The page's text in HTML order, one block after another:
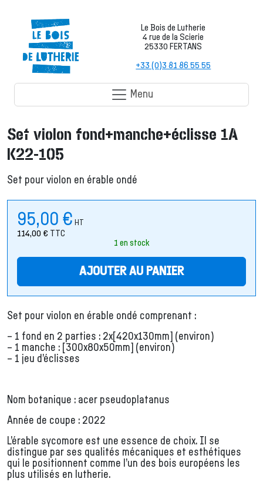
Le Bois de Lutherie
4 rue de la Scierie
25330 FERTANS
+33 (0)3 81 86 55 55
Menu
Set violon fond+manche+éclisse 1A
K22-105
Set pour violon en érable ondé
95,00 € HT
114,00 € TTC
1 en stock
AJOUTER AU PANIER
Set pour violon en érable ondé comprenant :
– 1 fond en 2 parties : 2x[420x130mm] (environ)
– 1 manche : [300x80x50mm] (environ)
– 1 jeu d’éclisses
Nom botanique : acer pseudoplatanus
Année de coupe : 2022
L’érable sycomore est une essence de choix. Il se
distingue par ses qualités mécaniques et esthétiques
qui le positionnent comme l’un des bois européens les
plus utilisés en lutherie.